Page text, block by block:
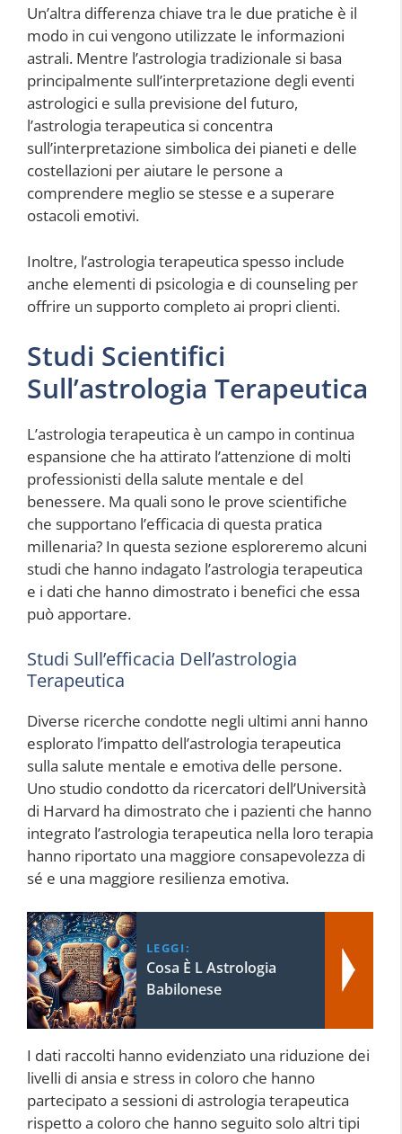
Un’altra differenza chiave tra le due pratiche è il
modo in cui vengono utilizzate le informazioni
astrali. Mentre l’astrologia tradizionale si basa
principalmente sull’interpretazione degli eventi
astrologici e sulla previsione del futuro,
l’astrologia terapeutica si concentra
sull’interpretazione simbolica dei pianeti e delle
costellazioni per aiutare le persone a
comprendere meglio se stesse e a superare
ostacoli emotivi.
Inoltre, l’astrologia terapeutica spesso include
anche elementi di psicologia e di counseling per
offrire un supporto completo ai propri clienti.
Studi Scientifici
Sull’astrologia Terapeutica
L’astrologia terapeutica è un campo in continua
espansione che ha attirato l’attenzione di molti
professionisti della salute mentale e del
benessere. Ma quali sono le prove scientifiche
che supportano l’efficacia di questa pratica
millenaria? In questa sezione esploreremo alcuni
studi che hanno indagato l’astrologia terapeutica
e i dati che hanno dimostrato i benefici che essa
può apportare.
Studi Sull’efficacia Dell’astrologia
Terapeutica
Diverse ricerche condotte negli ultimi anni hanno
esplorato l’impatto dell’astrologia terapeutica
sulla salute mentale e emotiva delle persone.
Uno studio condotto da ricercatori dell’Università
di Harvard ha dimostrato che i pazienti che hanno
integrato l’astrologia terapeutica nella loro terapia
hanno riportato una maggiore consapevolezza di
sé e una maggiore resilienza emotiva.
LEGGI:
Cosa È L Astrologia
Babilonese
I dati raccolti hanno evidenziato una riduzione dei
livelli di ansia e stress in coloro che hanno
partecipato a sessioni di astrologia terapeutica
rispetto a coloro che hanno seguito solo altri tipi